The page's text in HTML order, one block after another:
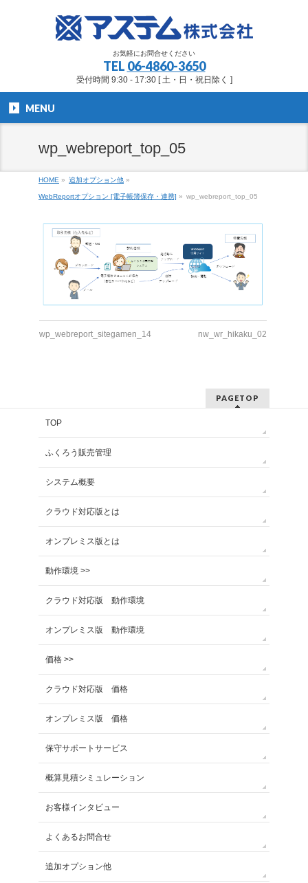
お気軽にお問合せください
TEL 06-4860-3650
受付時間 9:30 - 17:30 [ 土・日・祝日除く ]
MENU
wp_webreport_top_05
HOME » 追加オプション他 »
WebReportオプション [電子帳簿保存・連携] » wp_webreport_top_05
wp_webreport_sitegamen_14 nw_wr_hikaku_02
PAGETOP
TOP
ふくろう販売管理
システム概要
クラウド対応版とは
オンプレミス版とは
動作環境 >>
クラウド対応版 動作環境
オンプレミス版 動作環境
価格 >>
クラウド対応版 価格
オンプレミス版 価格
保守サポートサービス
概算見積シミュレーション
お客様インタビュー
よくあるお問合せ
追加オプション他